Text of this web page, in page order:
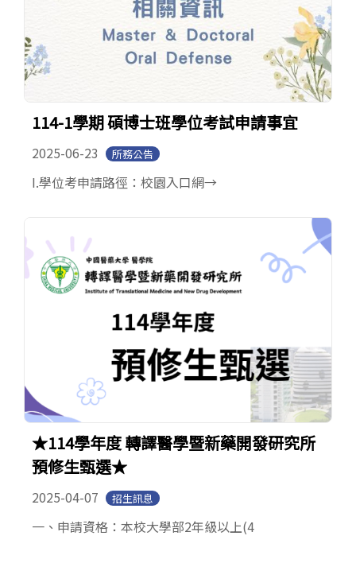
114-1學期 碩博士班學位考試申請事宜
2025-06-23 所務公告
I.學位考申請路徑：校園入口網→
★114學年度 轉譯醫學暨新藥開發研究所
預修生甄選★
2025-04-07 招生訊息
一、申請資格：本校大學部2年級以上(4